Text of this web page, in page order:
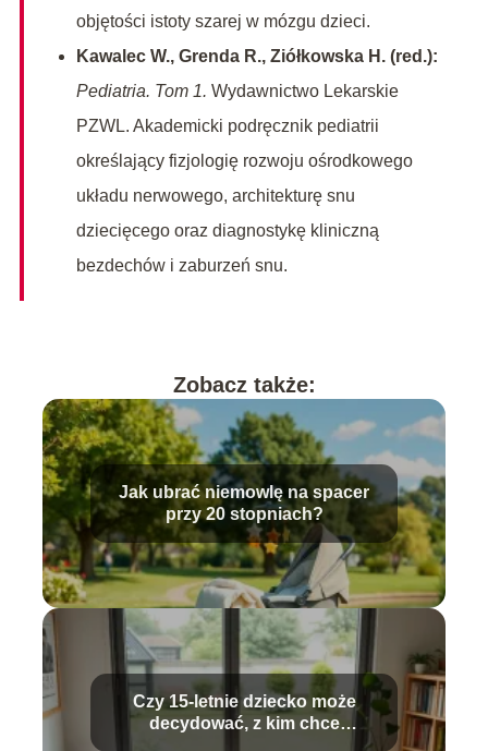
objętości istoty szarej w mózgu dzieci.
Kawalec W., Grenda R., Ziółkowska H. (red.):
Pediatria. Tom 1. Wydawnictwo Lekarskie
PZWL. Akademicki podręcznik pediatrii
określający fizjologię rozwoju ośrodkowego
układu nerwowego, architekturę snu
dziecięcego oraz diagnostykę kliniczną
bezdechów i zaburzeń snu.
Zobacz także:
Jak ubrać niemowlę na spacer
przy 20 stopniach?
Czy 15-letnie dziecko może
decydować, z kim chce